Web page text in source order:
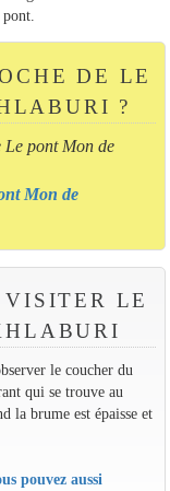
DE LE
?
Le pont Mon de
Mon de
VISITER LE
le coucher du
qui se trouve au
la brume est épaisse et
pouvez aussi